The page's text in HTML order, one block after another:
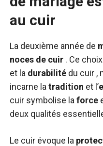
au cuir
La deuxième année de
noces de cuir . Ce
et la durabilité du cuir ,
incarne la tradition et l’
cuir symbolise la force
deux qualités
Le cuir évoque la